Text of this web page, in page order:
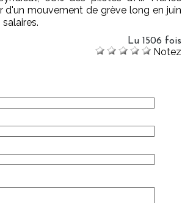
mouvement de grève long en juin
Lu 1506 fois
Notez